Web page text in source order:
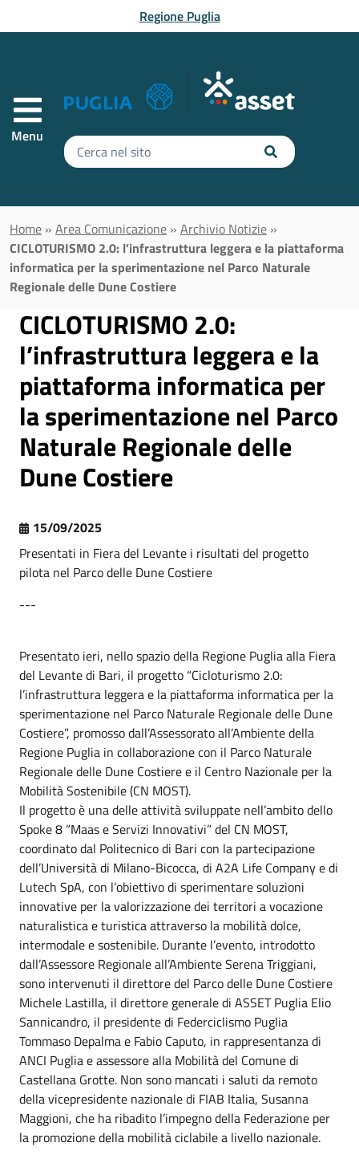
al contenuto principaleRegione Puglia
Menu
Inserisci
il
da
cercare
Home » Area Comunicazione » Archivio Notizie »
CICLOTURISMO 2.0: l’infrastruttura leggera e la piattaforma
informatica per la sperimentazione nel Parco Naturale
Regionale delle Dune Costiere
CICLOTURISMO 2.0:
l’infrastruttura leggera e la
piattaforma informatica per
la sperimentazione nel Parco
Naturale Regionale delle
Dune Costiere
15/09/2025
Presentati in Fiera del Levante i risultati del progetto
pilota nel Parco delle Dune Costiere
---
Presentato ieri, nello spazio della Regione Puglia alla Fiera
del Levante di Bari, il progetto “Cicloturismo 2.0:
l’infrastruttura leggera e la piattaforma informatica per la
sperimentazione nel Parco Naturale Regionale delle Dune
Costiere”, promosso dall’Assessorato all’Ambiente della
Regione Puglia in collaborazione con il Parco Naturale
Regionale delle Dune Costiere e il Centro Nazionale per la
Mobilità Sostenibile (CN MOST).
Il progetto è una delle attività sviluppate nell’ambito dello
Spoke 8 “Maas e Servizi Innovativi” del CN MOST,
coordinato dal Politecnico di Bari con la partecipazione
dell’Università di Milano-Bicocca, di A2A Life Company e di
Lutech SpA, con l’obiettivo di sperimentare soluzioni
innovative per la valorizzazione dei territori a vocazione
naturalistica e turistica attraverso la mobilità dolce,
intermodale e sostenibile. Durante l’evento, introdotto
dall’Assessore Regionale all’Ambiente Serena Triggiani,
sono intervenuti il direttore del Parco delle Dune Costiere
Michele Lastilla, il direttore generale di ASSET Puglia Elio
Sannicandro, il presidente di Federciclismo Puglia
Tommaso Depalma e Fabio Caputo, in rappresentanza di
ANCI Puglia e assessore alla Mobilità del Comune di
Castellana Grotte. Non sono mancati i saluti da remoto
della vicepresidente nazionale di FIAB Italia, Susanna
Maggioni, che ha ribadito l’impegno della Federazione per
la promozione della mobilità ciclabile a livello nazionale.